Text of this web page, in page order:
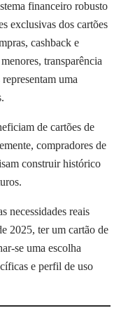
financeiro robusto
exclusivas dos cartões
cashback e
transparência
uma
de cartões de
compradores de
construir histórico
necessidades reais
2025, ter um cartão de
se uma escolha
e perfil de uso